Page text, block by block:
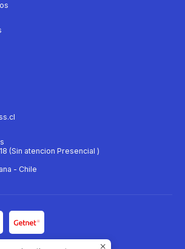
(Sin atencion Presencial )
- Chile